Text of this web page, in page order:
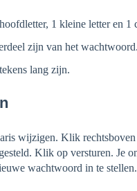
1 kleine letter en 1
zijn van het wachtwoord.
lang zijn.
wijzigen. Klik
Klik op versturen. Je
wachtwoord in te stellen.